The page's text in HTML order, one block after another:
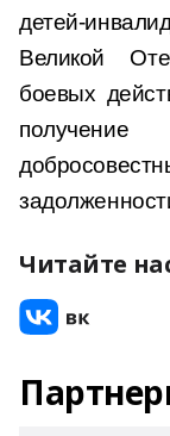
детей-
Великой
боевых
Читайте